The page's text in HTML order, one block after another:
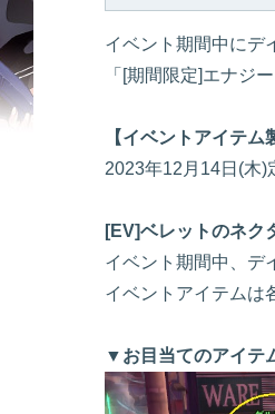
イベント期間中にデ
「[期間限定]エナジ
【イベントアイテム
2023年12月14日(木)
[EV]ベレットのネク
イベント期間中、デ
イベントアイテムは
▼お目当てのアイテ